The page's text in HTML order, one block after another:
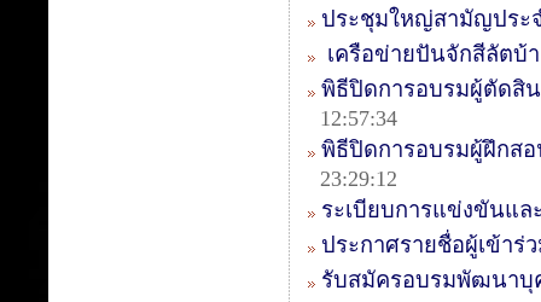
ประชุมใหญ่สามัญประจ
เครือข่ายปันจักสีลัตบ้
พิธีปิดการอบรมผู้ตัดสิ
12:57:34
พิธีปิดการอบรมผู้ฝึกส
23:29:12
ระเบียบการแข่งขันแ
ประกาศรายชื่อผู้เข้า
รับสมัครอบรมพัฒนาบุ